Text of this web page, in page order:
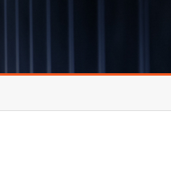
호남권연구본부
기획본부